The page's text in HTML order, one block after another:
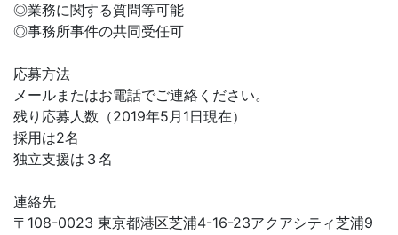
◎業務に関する質問等可能
◎事務所事件の共同受任可
応募方法
メールまたはお電話でご連絡ください。
残り応募人数（2019年5月1日現在）
採用は2名
独立支援は３名
連絡先
〒108-0023 東京都港区芝浦4-16-23アクアシティ芝浦9